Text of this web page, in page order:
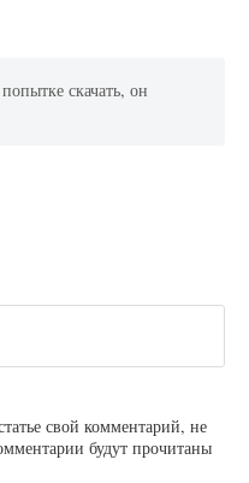
скачать, он
свой комментарий, не
будут прочитаны